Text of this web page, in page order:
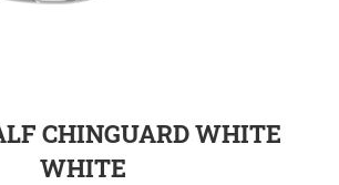
CHINGUARD WHITE
WHITE
ZUR DETAILSEITE